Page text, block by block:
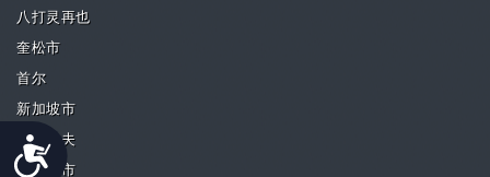
Accessibility
八打灵再也
奎松市
首尔
新加坡市
特拉维夫
帕西格市